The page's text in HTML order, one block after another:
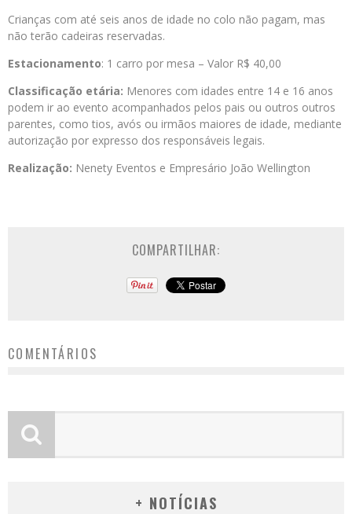
Crianças com até seis anos de idade no colo não pagam, mas
não terão cadeiras reservadas.
Estacionamento: 1 carro por mesa – Valor R$ 40,00
Classificação etária: Menores com idades entre 14 e 16 anos
podem ir ao evento acompanhados pelos pais ou outros outros
parentes, como tios, avós ou irmãos maiores de idade, mediante
autorização por expresso dos responsáveis legais.
Realização: Nenety Eventos e Empresário João Wellington
COMPARTILHAR:
COMENTÁRIOS
+ NOTÍCIAS